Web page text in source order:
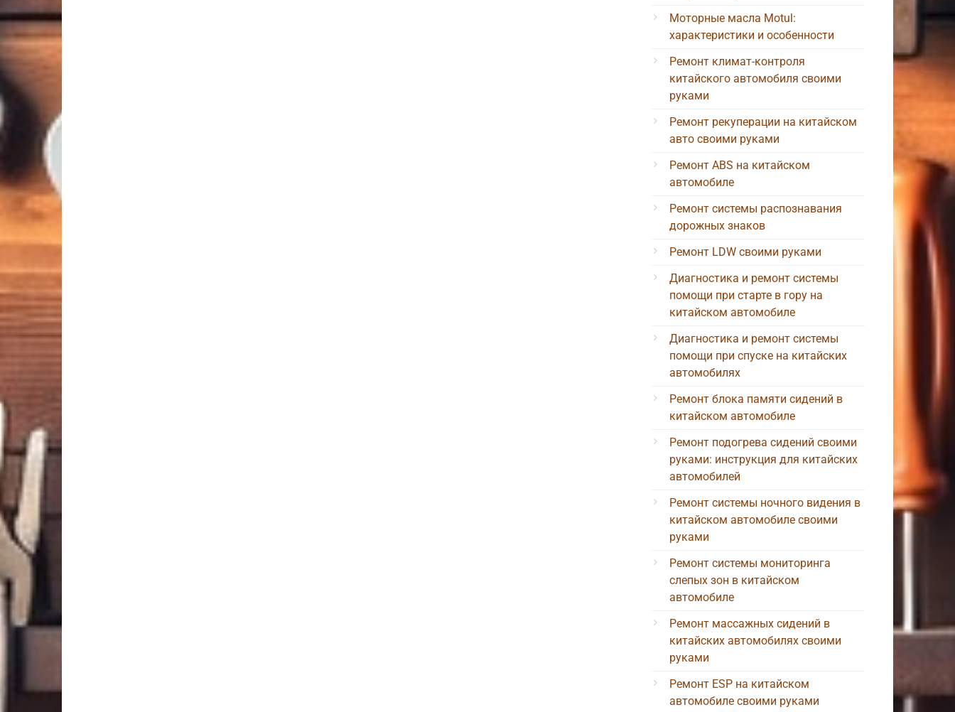
Моторные масла Motul:
характеристики и особенности
Ремонт климат-контроля
китайского автомобиля своими
руками
Ремонт рекуперации на китайском
авто своими руками
Ремонт ABS на китайском
автомобиле
Ремонт системы распознавания
дорожных знаков
Ремонт LDW своими руками
Диагностика и ремонт системы
помощи при старте в гору на
китайском автомобиле
Диагностика и ремонт системы
помощи при спуске на китайских
автомобилях
Ремонт блока памяти сидений в
китайском автомобиле
Ремонт подогрева сидений своими
руками: инструкция для китайских
автомобилей
Ремонт системы ночного видения в
китайском автомобиле своими
руками
Ремонт системы мониторинга
слепых зон в китайском
автомобиле
Ремонт массажных сидений в
китайских автомобилях своими
руками
Ремонт ESP на китайском
автомобиле своими руками